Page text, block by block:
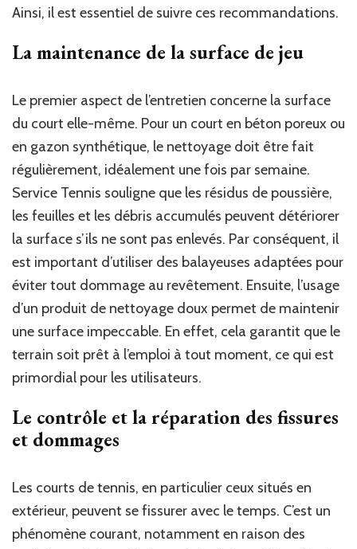
Ainsi, il est essentiel de suivre ces recommandations.
La maintenance de la surface de jeu
Le premier aspect de l’entretien concerne la surface
du court elle-même. Pour un court en béton poreux ou
en gazon synthétique, le nettoyage doit être fait
régulièrement, idéalement une fois par semaine.
Service Tennis souligne que les résidus de poussière,
les feuilles et les débris accumulés peuvent détériorer
la surface s’ils ne sont pas enlevés. Par conséquent, il
est important d’utiliser des balayeuses adaptées pour
éviter tout dommage au revêtement. Ensuite, l’usage
d’un produit de nettoyage doux permet de maintenir
une surface impeccable. En effet, cela garantit que le
terrain soit prêt à l’emploi à tout moment, ce qui est
primordial pour les utilisateurs.
Le contrôle et la réparation des fissures
et dommages
Les courts de tennis, en particulier ceux situés en
extérieur, peuvent se fissurer avec le temps. C’est un
phénomène courant, notamment en raison des